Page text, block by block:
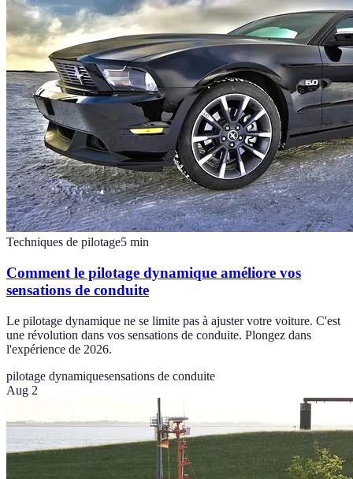
Techniques de pilotage5 min
Comment le pilotage dynamique améliore vos
sensations de conduite
Le pilotage dynamique ne se limite pas à ajuster votre voiture. C'est
une révolution dans vos sensations de conduite. Plongez dans
l'expérience de 2026.
pilotage dynamiquesensations de conduite
Aug 2